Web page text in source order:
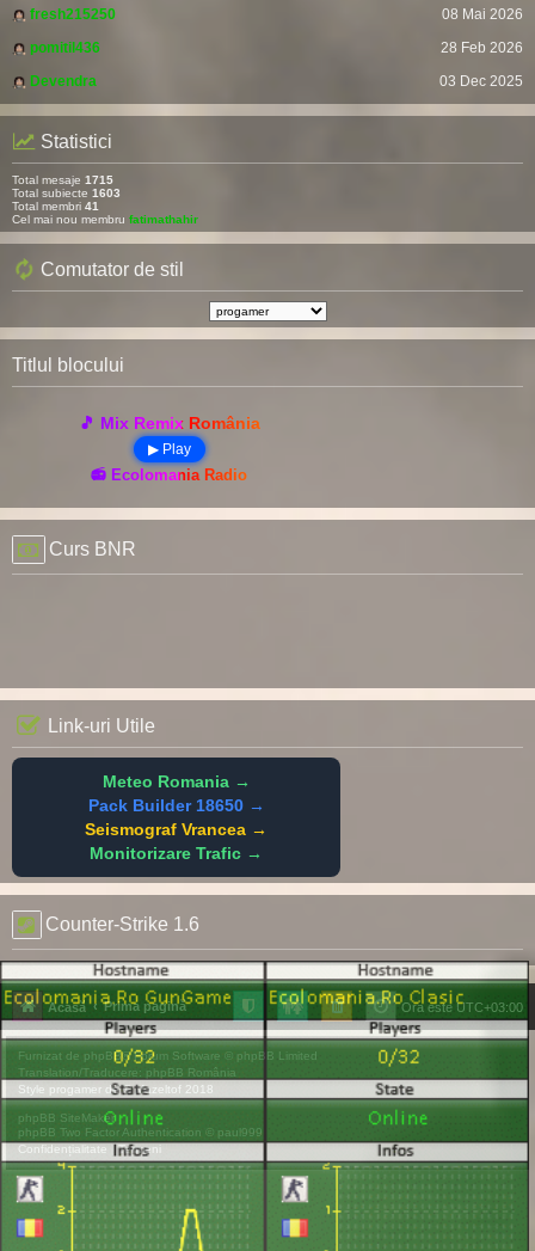
fresh215250
08 Mai 2026
pomitil436
28 Feb 2026
Devendra
03 Dec 2025
Statistici
Total mesaje 1715
Total subiecte 1603
Total membri 41
Cel mai nou membru fatimathahir
Comutator de stil
Titlul blocului
🎵 Mix Remix România
▶ Play
📻 Ecolomania Radio
Curs BNR
Link-uri Utile
Meteo Romania →
Pack Builder 18650 →
Seismograf Vrancea →
Monitorizare Trafic →
Counter-Strike 1.6
Acasă Prima pagină Ora este UTC+03:00
Furnizat de phpBB® Forum Software © phpBB Limited
Translation/Traducere: phpBB România
Style progamer de ©Mazeltof 2018
phpBB SiteMaker
phpBB Two Factor Authentication © paul999
Confidențialitate |Termeni